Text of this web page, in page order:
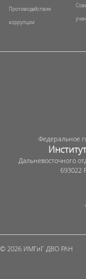
Противодействие
коррупции
Федеральное
Дальневосточного
693022
© 2026 ИМГиГ ДВО РАН